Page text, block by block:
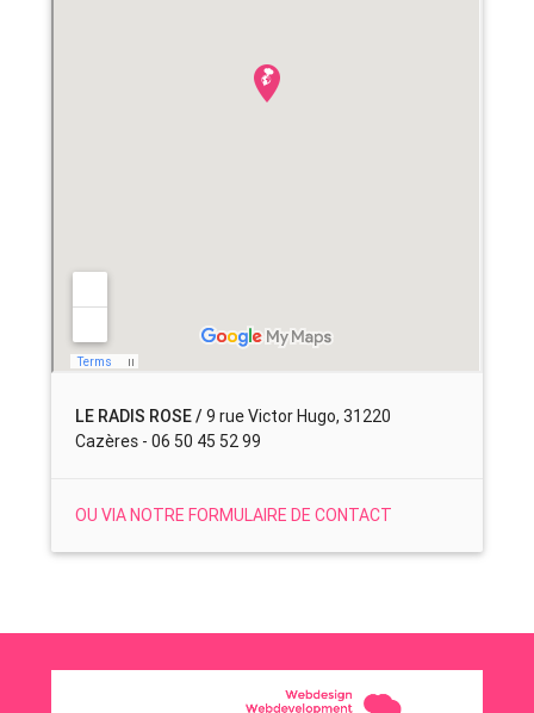
LE RADIS ROSE / 9 rue Victor Hugo, 31220
Cazères - 06 50 45 52 99
OU VIA NOTRE FORMULAIRE DE CONTACT